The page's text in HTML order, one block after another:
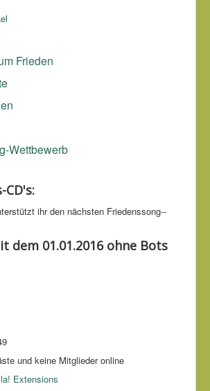
Frieden
Wettbewerb
CD's:
ihr den nächsten Friedens­song-­
dem 01.01.2016 ohne Bots
und keine Mitglieder online
Extensions